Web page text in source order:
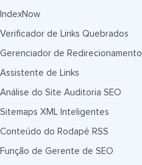
IndexNow
Verificador de Links Quebrados
Gerenciador de Redirecionamento
Assistente de Links
Análise do Site Auditoria SEO
Sitemaps XML Inteligentes
Conteúdo do Rodapé RSS
Função de Gerente de SEO